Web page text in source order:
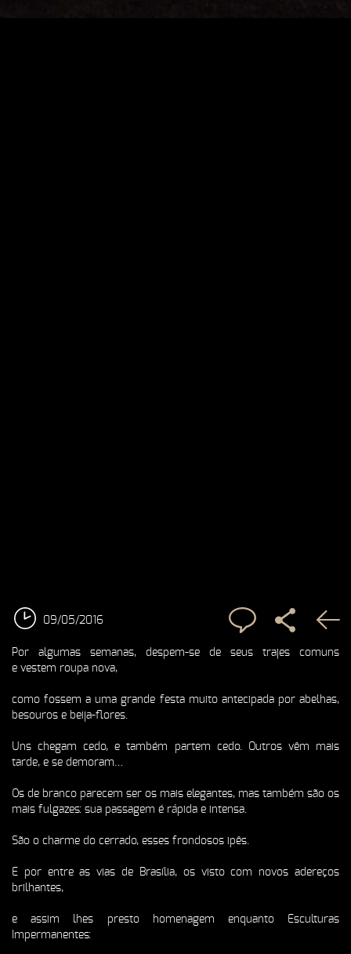
09/05/2016
Por algumas semanas, despem-se de seus trajes comuns
e vestem roupa nova,
como fossem a uma grande festa muito antecipada por abelhas,
besouros e beija-flores.
Uns chegam cedo, e também partem cedo. Outros vêm mais
tarde, e se demoram…
Os de branco parecem ser os mais elegantes, mas também são os
mais fulgazes: sua passagem é rápida e intensa.
São o charme do cerrado, esses frondosos ipês.
E por entre as vias de Brasília, os visto com novos adereços
brilhantes,
e assim lhes presto homenagem enquanto
Esculturas
Impermanentes: